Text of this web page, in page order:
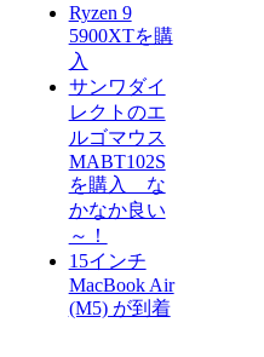
Ryzen 9
5900XTを購
入
サンワダイ
レクトのエ
ルゴマウス
MABT102S
を購入 な
かなか良い
～！
15インチ
MacBook Air
(M5) が到着